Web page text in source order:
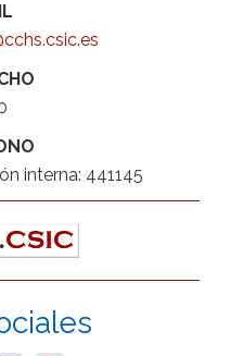
interna: 441145